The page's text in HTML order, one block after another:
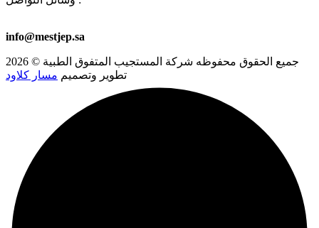
info@mestjep.sa
جميع الحقوق محفوظه شركة المستجيب المتفوق الطبية © 2026
تطوير وتصميم مسار كلاود